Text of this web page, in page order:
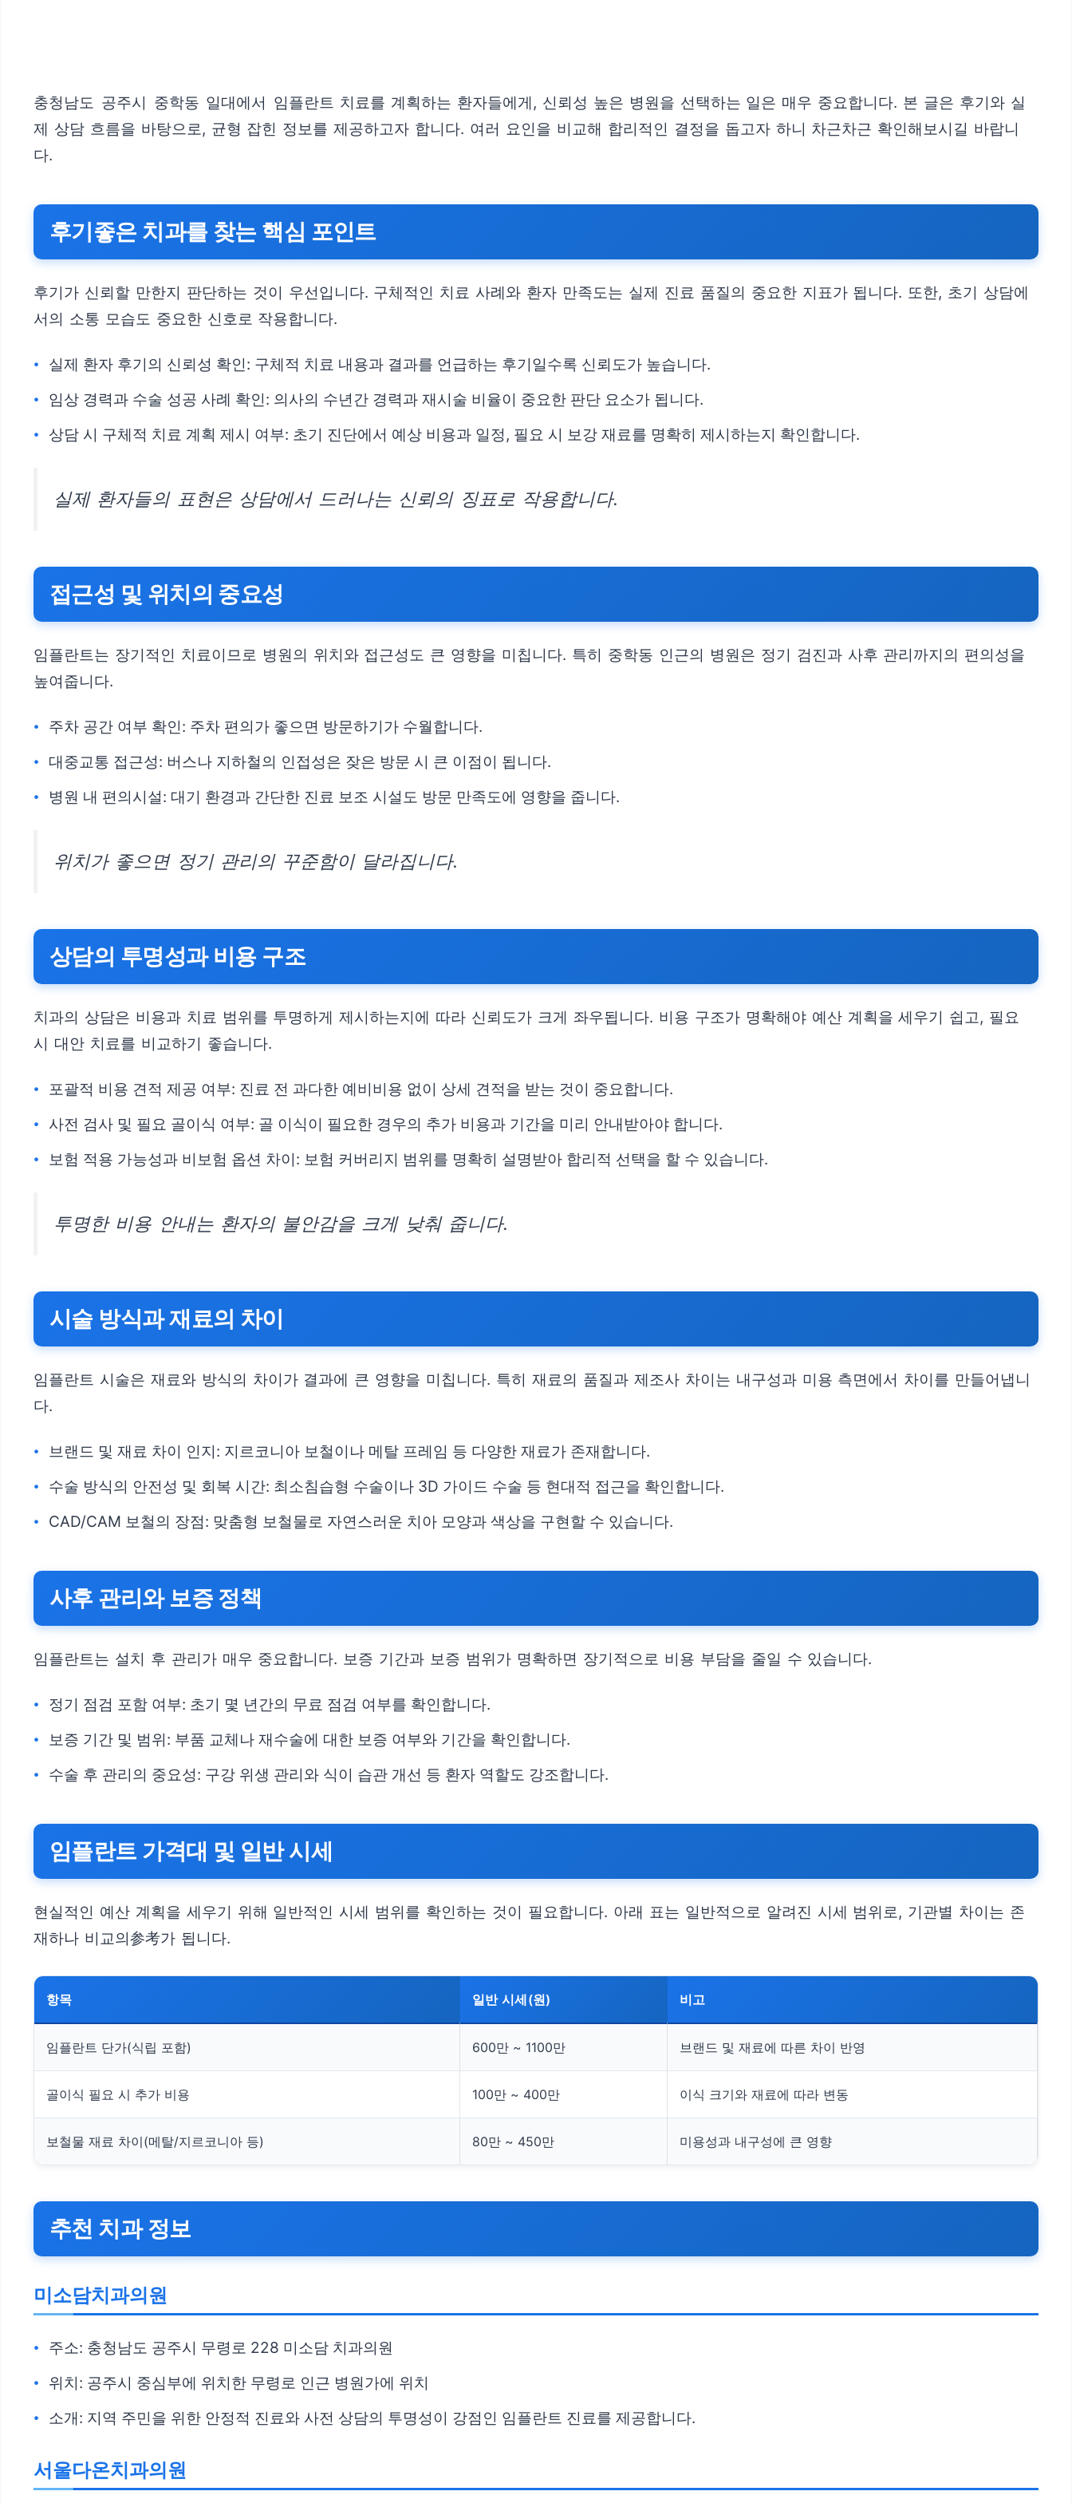
충청남도 공주시 중학동 일대에서 임플란트 치료를 계획하는 환자들에게, 신뢰성 높은 병원을 선택하는 일은 매우 중요합니다. 본 글은 후기와 실
제 상담 흐름을 바탕으로, 균형 잡힌 정보를 제공하고자 합니다. 여러 요인을 비교해 합리적인 결정을 돕고자 하니 차근차근 확인해보시길 바랍니
다.
후기좋은 치과를 찾는 핵심 포인트
후기가 신뢰할 만한지 판단하는 것이 우선입니다. 구체적인 치료 사례와 환자 만족도는 실제 진료 품질의 중요한 지표가 됩니다. 또한, 초기 상담에
서의 소통 모습도 중요한 신호로 작용합니다.
실제 환자 후기의 신뢰성 확인: 구체적 치료 내용과 결과를 언급하는 후기일수록 신뢰도가 높습니다.
임상 경력과 수술 성공 사례 확인: 의사의 수년간 경력과 재시술 비율이 중요한 판단 요소가 됩니다.
상담 시 구체적 치료 계획 제시 여부: 초기 진단에서 예상 비용과 일정, 필요 시 보강 재료를 명확히 제시하는지 확인합니다.
실제 환자들의 표현은 상담에서 드러나는 신뢰의 징표로 작용합니다.
접근성 및 위치의 중요성
임플란트는 장기적인 치료이므로 병원의 위치와 접근성도 큰 영향을 미칩니다. 특히 중학동 인근의 병원은 정기 검진과 사후 관리까지의 편의성을
높여줍니다.
주차 공간 여부 확인: 주차 편의가 좋으면 방문하기가 수월합니다.
대중교통 접근성: 버스나 지하철의 인접성은 잦은 방문 시 큰 이점이 됩니다.
병원 내 편의시설: 대기 환경과 간단한 진료 보조 시설도 방문 만족도에 영향을 줍니다.
위치가 좋으면 정기 관리의 꾸준함이 달라집니다.
상담의 투명성과 비용 구조
치과의 상담은 비용과 치료 범위를 투명하게 제시하는지에 따라 신뢰도가 크게 좌우됩니다. 비용 구조가 명확해야 예산 계획을 세우기 쉽고, 필요
시 대안 치료를 비교하기 좋습니다.
포괄적 비용 견적 제공 여부: 진료 전 과다한 예비비용 없이 상세 견적을 받는 것이 중요합니다.
사전 검사 및 필요 골이식 여부: 골 이식이 필요한 경우의 추가 비용과 기간을 미리 안내받아야 합니다.
보험 적용 가능성과 비보험 옵션 차이: 보험 커버리지 범위를 명확히 설명받아 합리적 선택을 할 수 있습니다.
투명한 비용 안내는 환자의 불안감을 크게 낮춰 줍니다.
시술 방식과 재료의 차이
임플란트 시술은 재료와 방식의 차이가 결과에 큰 영향을 미칩니다. 특히 재료의 품질과 제조사 차이는 내구성과 미용 측면에서 차이를 만들어냅니
다.
브랜드 및 재료 차이 인지: 지르코니아 보철이나 메탈 프레임 등 다양한 재료가 존재합니다.
수술 방식의 안전성 및 회복 시간: 최소침습형 수술이나 3D 가이드 수술 등 현대적 접근을 확인합니다.
CAD/CAM 보철의 장점: 맞춤형 보철물로 자연스러운 치아 모양과 색상을 구현할 수 있습니다.
사후 관리와 보증 정책
임플란트는 설치 후 관리가 매우 중요합니다. 보증 기간과 보증 범위가 명확하면 장기적으로 비용 부담을 줄일 수 있습니다.
정기 점검 포함 여부: 초기 몇 년간의 무료 점검 여부를 확인합니다.
보증 기간 및 범위: 부품 교체나 재수술에 대한 보증 여부와 기간을 확인합니다.
수술 후 관리의 중요성: 구강 위생 관리와 식이 습관 개선 등 환자 역할도 강조합니다.
임플란트 가격대 및 일반 시세
현실적인 예산 계획을 세우기 위해 일반적인 시세 범위를 확인하는 것이 필요합니다. 아래 표는 일반적으로 알려진 시세 범위로, 기관별 차이는 존
재하나 비교의参考가 됩니다.
항목 일반 시세(원) 비고
임플란트 단가(식립 포함) 600만 ~ 1100만 브랜드 및 재료에 따른 차이 반영
골이식 필요 시 추가 비용 100만 ~ 400만 이식 크기와 재료에 따라 변동
보철물 재료 차이(메탈/지르코니아 등) 80만 ~ 450만 미용성과 내구성에 큰 영향
추천 치과 정보
미소담치과의원
주소: 충청남도 공주시 무령로 228 미소담 치과의원
위치: 공주시 중심부에 위치한 무령로 인근 병원가에 위치
소개: 지역 주민을 위한 안정적 진료와 사전 상담의 투명성이 강점인 임플란트 진료를 제공합니다.
서울다온치과의원